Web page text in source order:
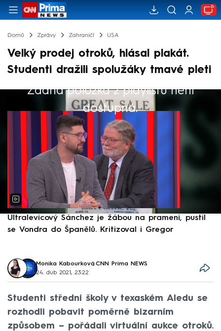
Domů Zprávy Zahraničí USA
Velký prodej otroků, hlásal plakát.
Studenti dražili spolužáky tmavé pleti
Žádná položka z playlistu není
dostupná.
Výběr redakce
Ultralevicový Sánchez je žábou na prameni, pustil
se Vondra do Španělů. Kritizoval i Gregor
Monika Kabourková, CNN Prima NEWS
24. dub 2021, 23:22
Studenti střední školy v texaském Aledu se
rozhodli pobavit poměrně bizarním
způsobem – pořádali virtuální aukce otroků.